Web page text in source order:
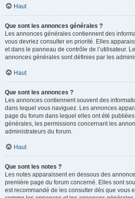
Haut
Que sont les annonces générales ?
Les annonces générales contiennent des
vous devriez consulter en priorité. Elles
et dans le panneau de contrôle de l’utilisateur.
annonces générales sont définies par les
Haut
Que sont les annonces ?
Les annonces contiennent souvent des
dans lequel vous naviguez. Les annonces
page du forum dans lequel elles ont été
générales, les permissions concernant les
administrateurs du forum.
Haut
Que sont les notes ?
Les notes apparaissent en dessous des
première page du forum concerné. Elles sont
est recommandé de les consulter dès que vous